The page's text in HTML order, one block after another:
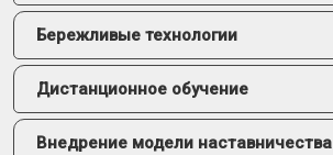
Бережливые технологии
Дистанционное обучение
Внедрение модели наставничества